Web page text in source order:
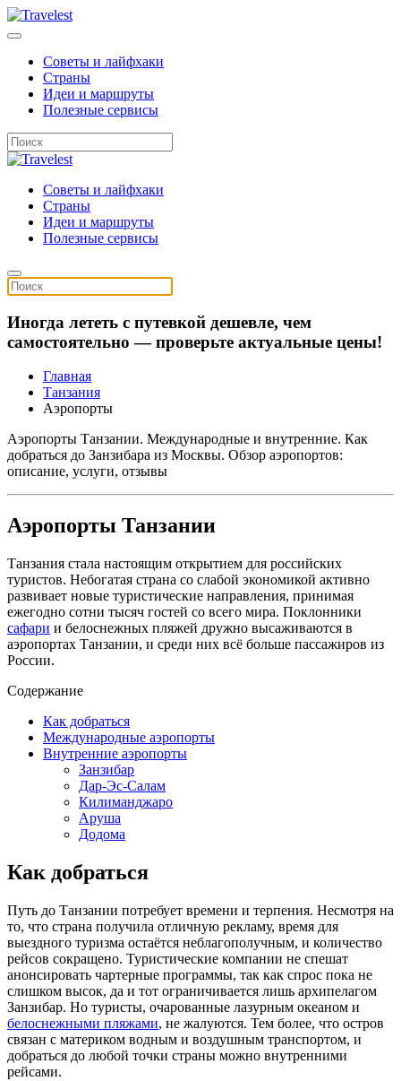
Советы и лайфхаки
Страны
Идеи и маршруты
Полезные сервисы
Советы и лайфхаки
Страны
Идеи и маршруты
Полезные сервисы
Иногда лететь с путевкой дешевле, чем
самостоятельно — проверьте актуальные цены!
Главная
Танзания
Аэропорты
Аэропорты Танзании. Международные и внутренние. Как
добраться до Занзибара из Москвы. Обзор аэропортов:
описание, услуги, отзывы
Аэропорты Танзании
Танзания стала настоящим открытием для российских
туристов. Небогатая страна со слабой экономикой активно
развивает новые туристические направления, принимая
ежегодно сотни тысяч гостей со всего мира. Поклонники
сафари и белоснежных пляжей дружно высаживаются в
аэропортах Танзании, и среди них всё больше пассажиров из
России.
Содержание
Как добраться
Международные аэропорты
Внутренние аэропорты
Занзибар
Дар-Эс-Салам
Килиманджаро
Аруша
Додома
Как добраться
Путь до Танзании потребует времени и терпения. Несмотря на
то, что страна получила отличную рекламу, время для
выездного туризма остаётся неблагополучным, и количество
рейсов сокращено. Туристические компании не спешат
анонсировать чартерные программы, так как спрос пока не
слишком высок, да и тот ограничивается лишь архипелагом
Занзибар. Но туристы, очарованные лазурным океаном и
белоснежными пляжами, не жалуются. Тем более, что остров
связан с материком водным и воздушным транспортом, и
добраться до любой точки страны можно внутренними
рейсами.